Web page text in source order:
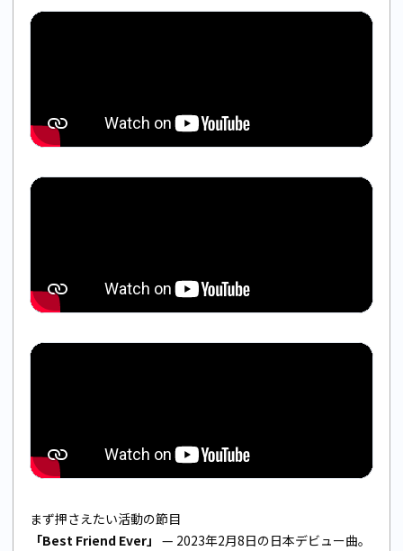
まず押さえたい活動の節目
「Best Friend Ever」 — 2023年2月8日の日本デビュー曲。